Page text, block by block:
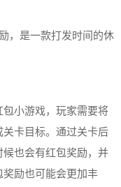
，是一款打发时间的休
小游戏，玩家需要将
卡目标。通过关卡后
也会有红包奖励，并
奖励也可能会更加丰